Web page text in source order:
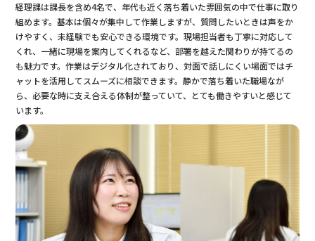
経理課は課長を含め4名で、年代も近く落ち着いた雰囲気の中で仕事に取り
組めます。基本は個々が集中して作業しますが、質問したいときは声をか
けやすく、未経験でも安心できる環境です。現場担当者も丁寧に対応して
くれ、一緒に現場を案内してくれるなど、部署を越えた関わりが持てるの
も魅力です。作業はデジタル化されており、対面で話しにくい場面ではチ
ャットを活用してスムーズに相談できます。静かで落ち着いた職場なが
ら、必要な時に支え合える体制が整っていて、とても働きやすいと感じて
います。